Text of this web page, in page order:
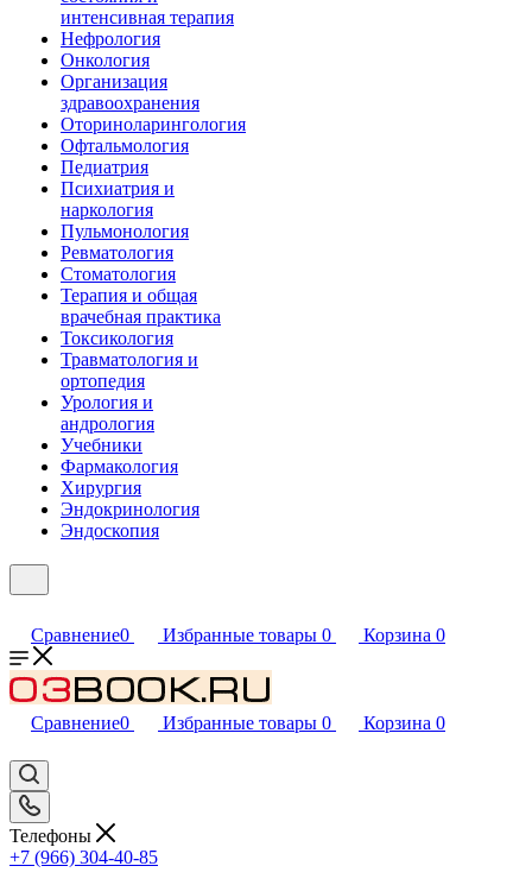
интенсивная терапия
Нефрология
Онкология
Организация
здравоохранения
Оториноларингология
Офтальмология
Педиатрия
Психиатрия и
наркология
Пульмонология
Ревматология
Стоматология
Терапия и общая
врачебная практика
Токсикология
Травматология и
ортопедия
Урология и
андрология
Учебники
Фармакология
Хирургия
Эндокринология
Эндоскопия
Сравнение0 Избранные товары 0 Корзина 0
Сравнение0 Избранные товары 0 Корзина 0
Телефоны
+7 (966) 304-40-85